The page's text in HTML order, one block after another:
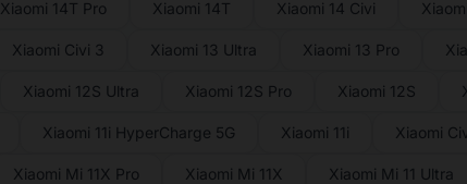
Xiaomi 14T Pro Xiaomi 14T Xiaomi 14 Civi
Xiaomi Civi 3 Xiaomi 13 Ultra Xiaomi 13 Pro
Xiaomi 12S Ultra Xiaomi 12S Pro Xiaomi 12S
Xiaomi 11i HyperCharge 5G Xiaomi 11i Xiaomi
Xiaomi Mi 11X Pro Xiaomi Mi 11X Xiaomi Mi 11 Ultra